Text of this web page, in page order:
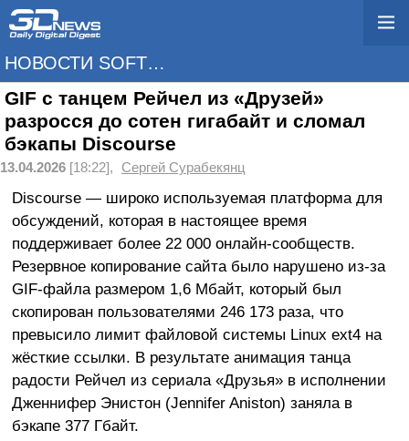
НОВОСТИ SOFTWARE
GIF с танцем Рейчел из «Друзей»
разросся до сотен гигабайт и сломал
бэкапы Discourse
13.04.2026 [18:22], Сергей Сурабекянц
Discourse — широко используемая платформа для
обсуждений, которая в настоящее время
поддерживает более 22 000 онлайн-сообществ.
Резервное копирование сайта было нарушено из-за
GIF-файла размером 1,6 Мбайт, который был
скопирован пользователями 246 173 раза, что
превысило лимит файловой системы Linux ext4 на
жёсткие ссылки. В результате анимация танца
радости Рейчел из сериала «Друзья» в исполнении
Дженнифер Энистон (Jennifer Aniston) заняла в
бэкапе 377 Гбайт.